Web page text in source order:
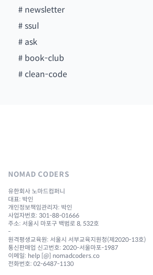
# newsletter
#ssul
# ask
# book-club
#clean-code
NOMAD CODERS
유한회사 노마드컴퍼니
대표: 박인
개인정보책임관리자: 박인
사업자번호: 301-88-01666
주소: 서울시 마포구 백범로 8, 532호
-
원격평생교육원: 서울시 서부교육지원청(제2020-13호)
통신판매업 신고번호: 2020-서울마포-1987
이메일: help [@] nomadcoders.co
전화번호: 02-6487-1130